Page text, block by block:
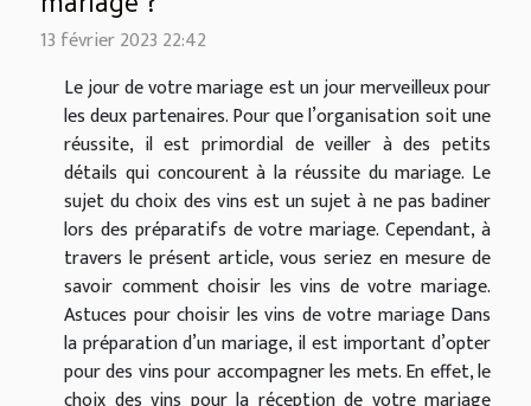
13 février 2023 22:42
Le jour de votre mariage est un jour merveilleux pour
les deux partenaires. Pour que l’organisation soit une
réussite, il est primordial de veiller à des petits
détails qui concourent à la réussite du mariage. Le
sujet du choix des vins est un sujet à ne pas badiner
lors des préparatifs de votre mariage. Cependant, à
travers le présent article, vous seriez en mesure de
savoir comment choisir les vins de votre mariage.
Astuces pour choisir les vins de votre mariage Dans
la préparation d’un mariage, il est important d’opter
pour des vins pour accompagner les mets. En effet, le